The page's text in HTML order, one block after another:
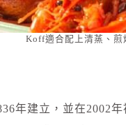
Koff適合配上清蒸、煎
年建立，並在2002